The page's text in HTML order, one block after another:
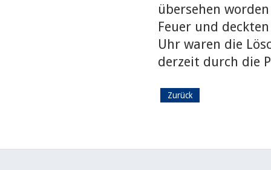
übersehen
Feuer und
Uhr waren die
derzeit durch die
Zurück